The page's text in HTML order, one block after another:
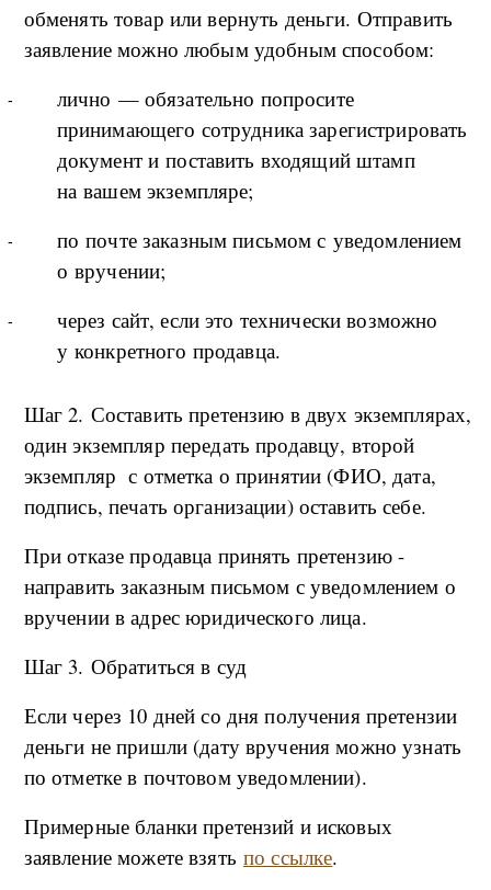
обменять товар или вернуть деньги. Отправить
заявление можно любым удобным способом:
лично — обязательно попросите
принимающего сотрудника зарегистрировать
документ и поставить входящий штамп
на вашем экземпляре;
по почте заказным письмом с уведомлением
о вручении;
через сайт, если это технически возможно
у конкретного продавца.
Шаг 2. Составить претензию в двух экземплярах,
один экземпляр передать продавцу, второй
экземпляр с отметка о принятии (ФИО, дата,
подпись, печать организации) оставить себе.
При отказе продавца принять претензию -
направить заказным письмом с уведомлением о
вручении в адрес юридического лица.
Шаг 3. Обратиться в суд
Если через 10 дней со дня получения претензии
деньги не пришли (дату вручения можно узнать
по отметке в почтовом уведомлении).
Примерные бланки претензий и исковых
заявление можете взятьпо ссылке.